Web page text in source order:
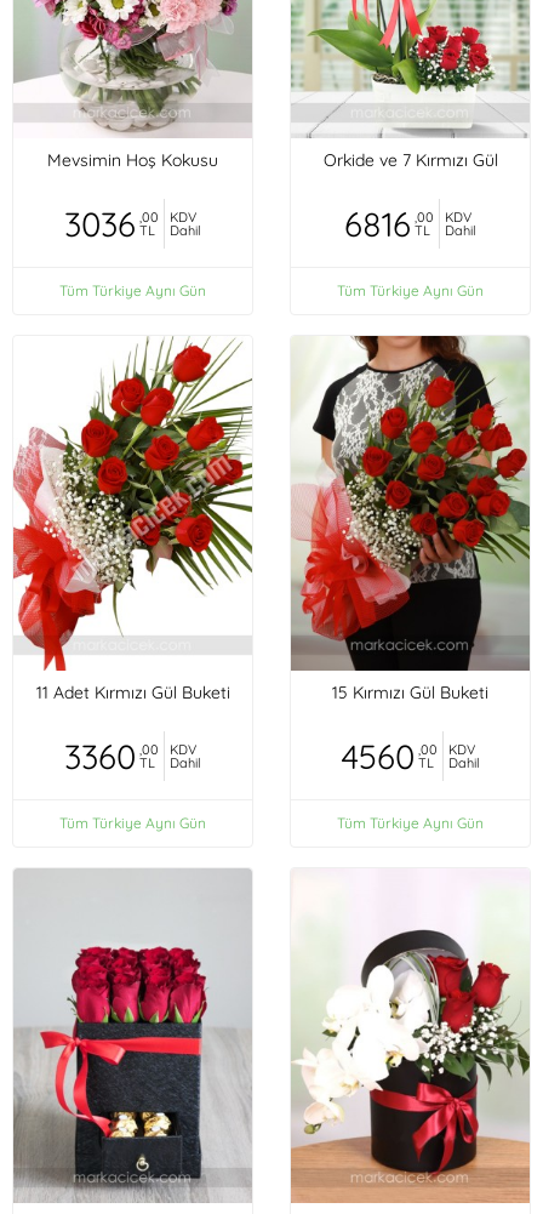
Mevsimin Hoş Kokusu
3036 ,00
TL
KDV
Dahil
Tüm Türkiye Aynı Gün
Orkide ve 7 Kırmızı Gül
6816 ,00
TL
KDV
Dahil
Tüm Türkiye Aynı Gün
11 Adet Kırmızı Gül Buketi
3360 ,00
TL
KDV
Dahil
Tüm Türkiye Aynı Gün
15 Kırmızı Gül Buketi
4560 ,00
TL
KDV
Dahil
Tüm Türkiye Aynı Gün